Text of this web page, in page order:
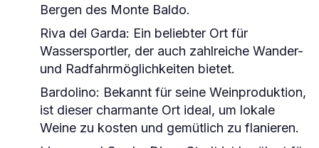
Bergen des Monte Baldo.
Riva del Garda: Ein beliebter Ort für
Wassersportler, der auch zahlreiche Wander-
und Radfahrmöglichkeiten bietet.
Bardolino: Bekannt für seine Weinproduktion,
ist dieser charmante Ort ideal, um lokale
Weine zu kosten und gemütlich zu flanieren.